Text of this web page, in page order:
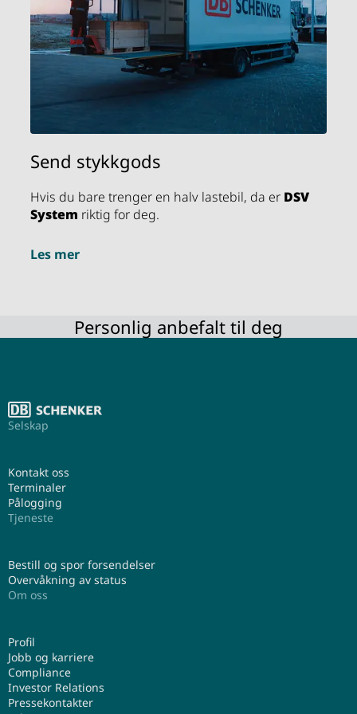
restriksjoner. Kunder kan uansett alltid be det
ansvarlige avdelingskontoret om spesialavtaler.
Send stykkgods
Hvis du bare trenger en halv lastebil, da er DSV
System riktig for deg.
Les mer
Personlig anbefalt til deg
Selskap
Kontakt oss
Terminaler
Pålogging
Tjeneste
Bestill og spor forsendelser
Overvåkning av status
Om oss
Profil
Jobb og karriere
Compliance
Investor Relations
Pressekontakter